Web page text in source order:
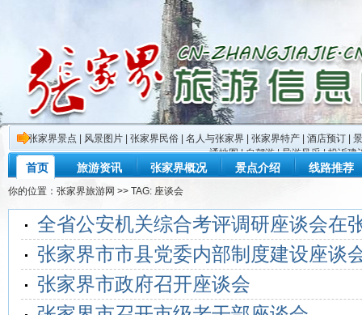
张家界景点 风景图片 张家界民俗 名人与张家界 张家界特产 酒店预订
通地图|自驾游|导游风采|投诉建
首页 旅游资讯 张家界概况 景点介绍 线路推荐
你的位置： 张家界旅游网 >> TAG: 座谈会
全省公安机关综合考评调研座谈会在
张家界市市县党委内部制度建设座谈
张家界市政府召开座谈会